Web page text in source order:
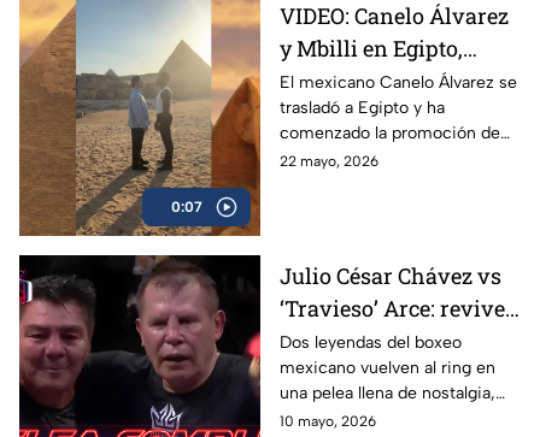
0:07
VIDEO: Canelo Álvarez
y Mbilli en Egipto,
tienen primer cara a
cara
El mexicano Canelo Álvarez se
trasladó a Egipto y ha
comenzado la promoción de
su combate ante el francés
22 mayo, 2026
Julio César Chávez vs
‘Travieso’ Arce: revive
la pelea completa en
Box Azteca
Dos leyendas del boxeo
mexicano vuelven al ring en
una pelea llena de nostalgia,
emoción y grandes momentos
10 mayo, 2026